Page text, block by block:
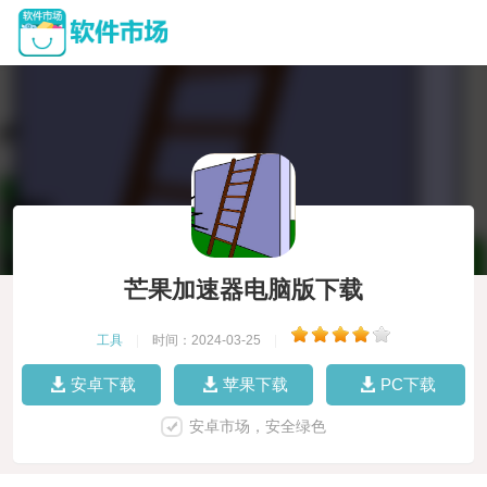
芒果加速器电脑版下载
工具 时间：2024-03-25
安卓下载 苹果下载 PC下载
安卓市场，安全绿色